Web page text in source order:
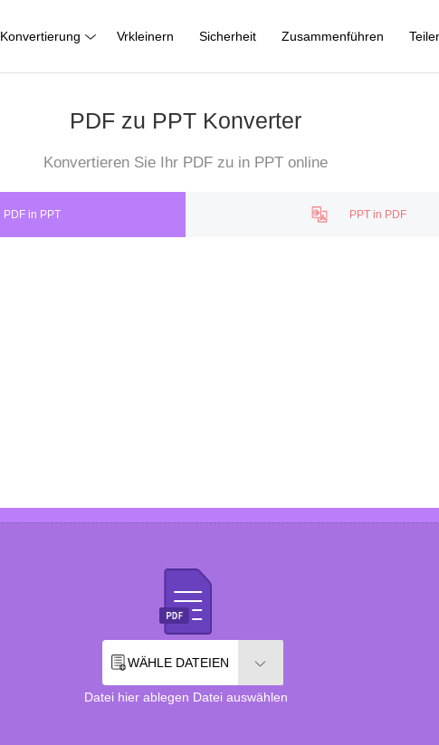
Konvertierung Vrkleinern Sicherheit Zusammenführen
PDF zu PPT Konverter
Konvertieren Sie Ihr PDF zu in PPT online
PDF in PPT PPT in PDF
WÄHLE DATEIEN
Datei hier ablegen Datei auswählen